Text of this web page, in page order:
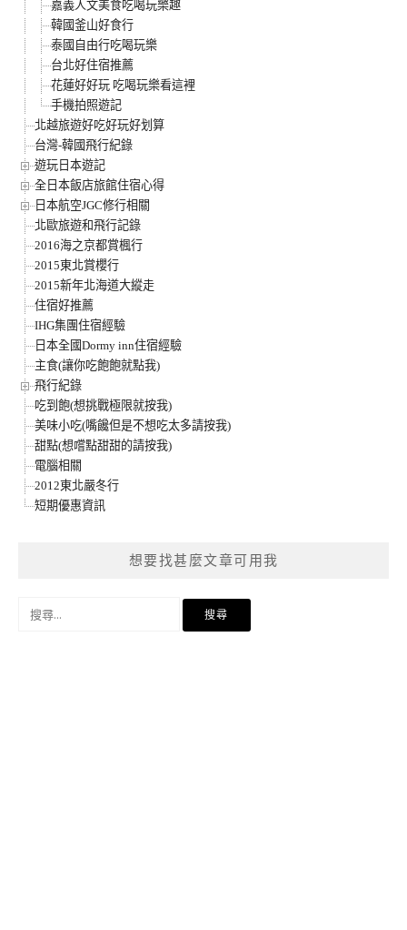
嘉義人文美食吃喝玩樂趣
韓國釜山好食行
泰國自由行吃喝玩樂
台北好住宿推薦
花蓮好好玩 吃喝玩樂看這裡
手機拍照遊記
北越旅遊好吃好玩好划算
台灣-韓國飛行紀錄
遊玩日本遊記
全日本飯店旅館住宿心得
日本航空JGC修行相關
北歐旅遊和飛行記錄
2016海之京都賞楓行
2015東北賞櫻行
2015新年北海道大縱走
住宿好推薦
IHG集團住宿經驗
日本全國Dormy inn住宿經驗
主食(讓你吃飽飽就點我)
飛行紀錄
吃到飽(想挑戰極限就按我)
美味小吃(嘴饞但是不想吃太多請按我)
甜點(想嚐點甜甜的請按我)
電腦相關
2012東北嚴冬行
短期優惠資訊
想要找甚麼文章可用我